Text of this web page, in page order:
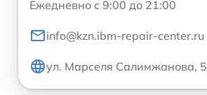
Ежедневно с 9:00 до 21:00
info@kzn.ibm-repair-center.ru
ул. Марселя Салимжанова, 5